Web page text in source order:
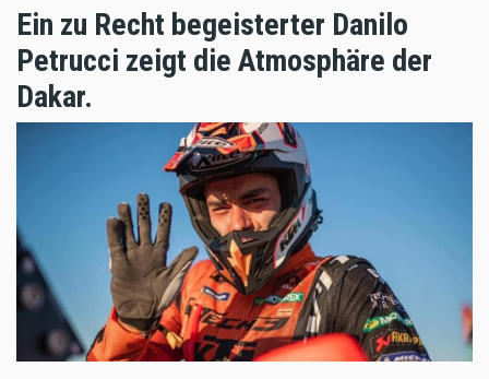
Ein zu Recht begeisterter Danilo
Petrucci zeigt die Atmosphäre der
Dakar.